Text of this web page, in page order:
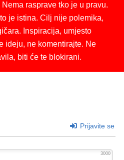
rasprave tko je u pravu.
je istina. Cilj nije polemika,
Inspiracija, umjesto
ideju, ne komentirajte. Ne
biti će te blokirani.
Prijavite se
3000